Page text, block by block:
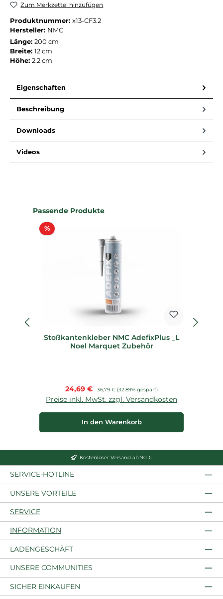
Zum Merkzettel hinzufügen
Produktnummer: x13-CF3.2
Hersteller: NMC
Länge: 200 cm
Breite: 12 cm
Höhe: 2.2 cm
Eigenschaften
Beschreibung
Downloads
Videos
Produktgalerie überspringen
Passende Produkte
%Rabatt
Stoßkantenkleber NMC AdefixPlus _L
Noel Marquet Zubehör
Verkaufspreis:
24,69 € Regulärer Preis:
36,79 € (32.89% gespart)
Preise inkl. MwSt. zzgl. Versandkosten
In den Warenkorb
Kostenloser Versand ab 90 €
SERVICE-HOTLINE
UNSERE VORTEILE
SERVICE
INFORMATION
LADENGESCHÄFT
UNSERE COMMUNITIES
SICHER EINKAUFEN